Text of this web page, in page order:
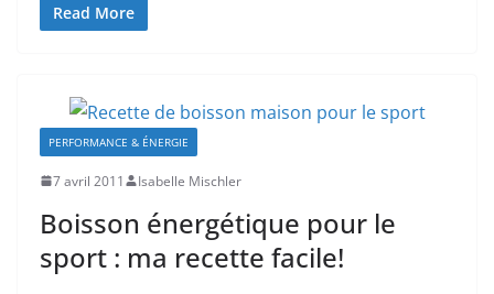
Read More
PERFORMANCE & ÉNERGIE
7 avril 2011 Isabelle Mischler
Boisson énergétique pour le
sport : ma recette facile!